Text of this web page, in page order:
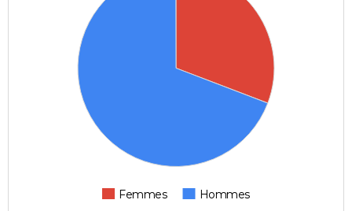
Femmes Hommes